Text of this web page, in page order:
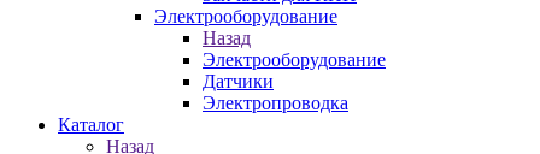
Электрооборудование
Назад
Электрооборудование
Датчики
Электропроводка
Каталог
Назад